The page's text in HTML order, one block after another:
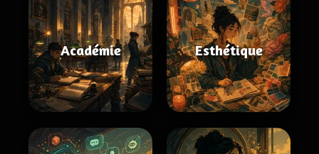
Académie Esthétique